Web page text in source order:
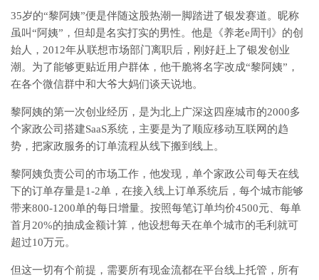
35岁的“黎阿姨”便是伴随这股热潮一脚踏进了银发赛道。昵称
虽叫“阿姨”，但却是名实打实的男性。他是《养老e周刊》的创
始人，2012年从联想市场部门离职后，刚好赶上了银发创业
潮。为了能够更贴近用户群体，他干脆将名字改成“黎阿姨”，
在各个微信群中和大爷大妈们谈天说地。
黎阿姨的第一次创业经历，是为北上广深这四座城市的2000多
个家政公司搭建SaaS系统，主要是为了顺应移动互联网的趋
势，把家政服务的订单流程从线下搬到线上。
黎阿姨负责公司的市场工作，他发现，单个家政公司每天在线
下的订单存量是1-2单，在接入线上订单系统后，每个城市能够
带来800-1200单的每日增量。按照每笔订单均价4500元、每单
首月20%的抽成金额计算，他设想每天在单个城市的毛利就可
超过10万元。
但这一切有个前提，需要所有现金流都在平台线上托管，所有